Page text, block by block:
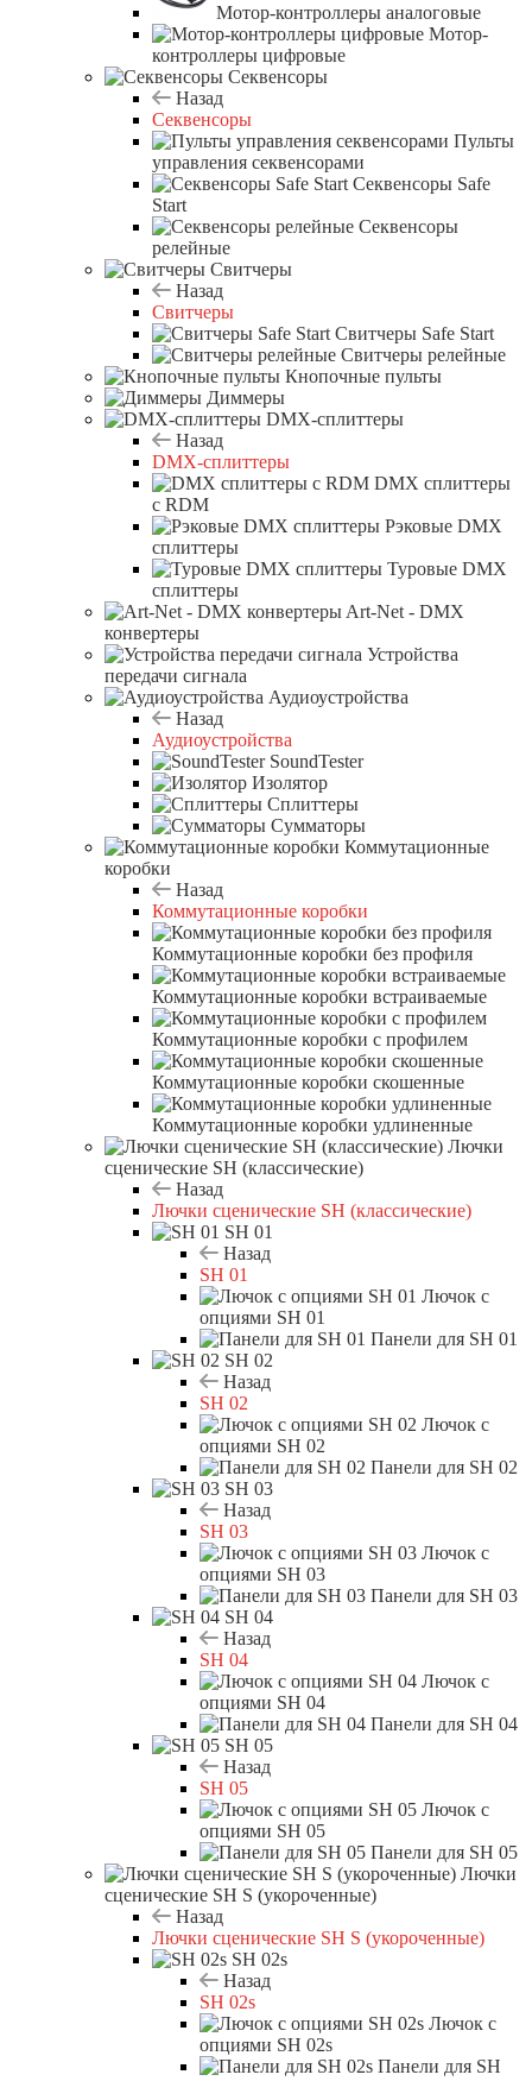
Мотор-контроллеры аналоговые
Мотор-
контроллеры цифровые
Секвенсоры
Назад
Секвенсоры
Пульты
управления секвенсорами
Секвенсоры Safe
Start
Секвенсоры
релейные
Свитчеры
Назад
Свитчеры
Свитчеры Safe Start
Свитчеры релейные
Кнопочные пульты
Диммеры
DMX-сплиттеры
Назад
DMX-сплиттеры
DMX сплиттеры
с RDM
Рэковые DMX
сплиттеры
Туровые DMX
сплиттеры
Art-Net - DMX
конвертеры
Устройства
передачи сигнала
Аудиоустройства
Назад
Аудиоустройства
SoundTester
Изолятор
Сплиттеры
Сумматоры
Коммутационные
коробки
Назад
Коммутационные коробки
Коммутационные коробки без профиля
Коммутационные коробки встраиваемые
Коммутационные коробки с профилем
Коммутационные коробки скошенные
Коммутационные коробки удлиненные
Лючки
сценические SH (классические)
Назад
Лючки сценические SH (классические)
SH 01
Назад
SH 01
Лючок с
опциями SH 01
Панели для SH 01
SH 02
Назад
SH 02
Лючок с
опциями SH 02
Панели для SH 02
SH 03
Назад
SH 03
Лючок с
опциями SH 03
Панели для SH 03
SH 04
Назад
SH 04
Лючок с
опциями SH 04
Панели для SH 04
SH 05
Назад
SH 05
Лючок с
опциями SH 05
Панели для SH 05
Лючки
сценические SH S (укороченные)
Назад
Лючки сценические SH S (укороченные)
SH 02s
Назад
SH 02s
Лючок с
опциями SH 02s
Панели для SH